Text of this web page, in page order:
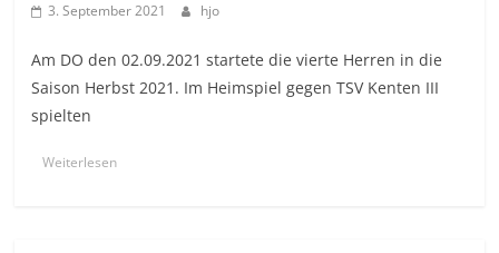
3. September 2021 hjo
Am DO den 02.09.2021 startete die vierte Herren in die
Saison Herbst 2021. Im Heimspiel gegen TSV Kenten III
spielten
Weiterlesen